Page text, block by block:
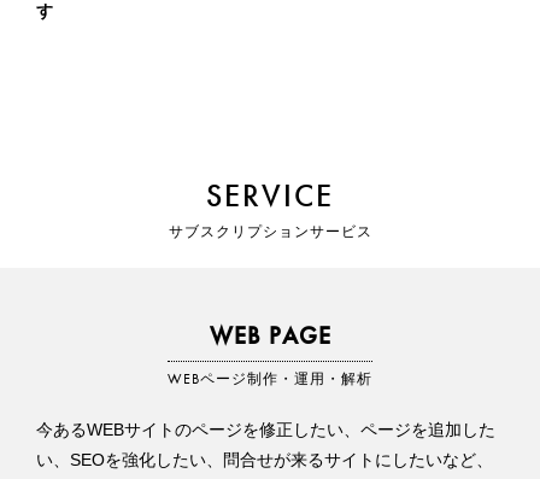
CONTACT
す
SERVICE
サブスクリプションサービス
WEB PAGE
WEBページ制作・運用・解析
今あるWEBサイトのページを修正したい、ページを追加した
い、SEOを強化したい、問合せが来るサイトにしたいなど、